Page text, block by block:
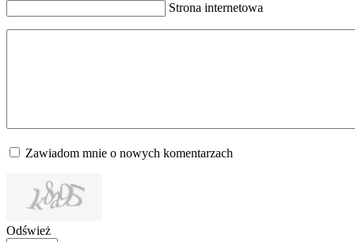
Strona internetowa
Zawiadom mnie o nowych komentarzach
Odśwież